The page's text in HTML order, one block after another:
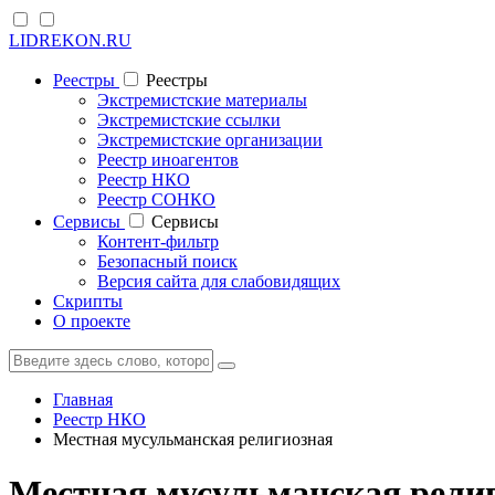
LIDREKON.RU
Реестры
Реестры
Экстремистские материалы
Экстремистские ссылки
Экстремистские организации
Реестр иноагентов
Реестр НКО
Реестр СОНКО
Cервисы
Cервисы
Контент-фильтр
Безопасный поиск
Версия сайта для слабовидящих
Скрипты
О проекте
Главная
Реестр НКО
Местная мусульманская религиозная